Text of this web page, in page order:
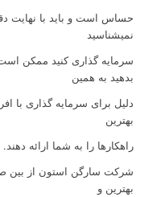
حساس است و باید با نهایت
نمیشناسید
سرمایه گذاری کنید ممکن
بدهید به همین
دلیل برای سرمایه گذاری با
بهترین
راهکارها را به شما ارائه دهند.
شرکت سارگن استون از بین
بهترین و